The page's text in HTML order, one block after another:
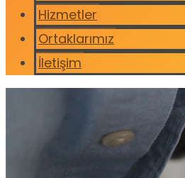
Hizmetler
Ortaklarımız
İletişim